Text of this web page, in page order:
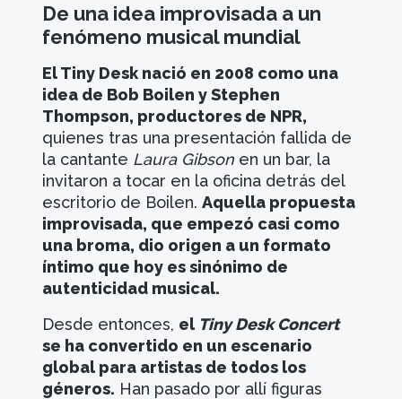
De una idea improvisada a un
fenómeno musical mundial
El Tiny Desk nació en 2008 como una
idea de Bob Boilen y Stephen
Thompson, productores de NPR,
quienes tras una presentación fallida de
la cantante Laura Gibson en un bar, la
invitaron a tocar en la oficina detrás del
escritorio de Boilen.Aquella propuesta
improvisada, que empezó casi como
una broma, dio origen a un formato
íntimo que hoy es sinónimo de
autenticidad musical.
Desde entonces, el Tiny Desk Concert
se ha convertido en un escenario
global para artistas de todos los
géneros. Han pasado por allí figuras